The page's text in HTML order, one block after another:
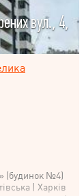
вул., 4,
(будинок №4)
| Харків